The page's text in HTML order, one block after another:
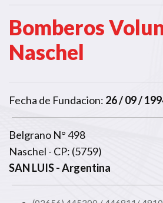
Bomberos
Naschel
Fecha de Fundacion: 26 / 09 /
Belgrano N° 498
Naschel - CP: (5759)
SAN LUIS- Argentina